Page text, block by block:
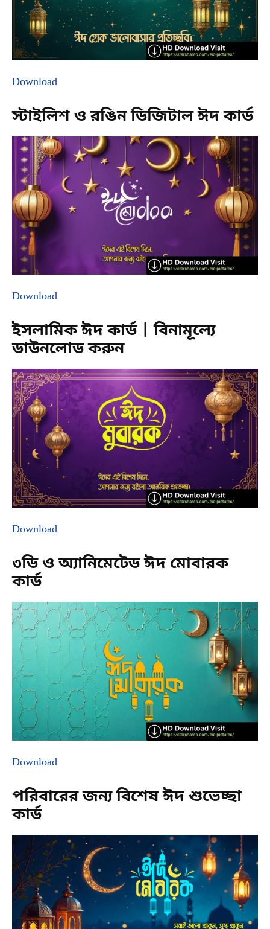
Download
স্টাইলিশ ও রঙিন ডিজিটাল ঈদ কার্ড
Download
ইসলামিক ঈদ কার্ড | বিনামূল্যে
ডাউনলোড করুন
Download
৩ডি ও অ্যানিমেটেড ঈদ মোবারক
কার্ড
Download
পরিবারের জন্য বিশেষ ঈদ শুভেচ্ছা
কার্ড